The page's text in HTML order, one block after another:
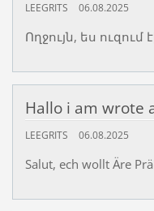
LEEGRITS 06.08.2025
Ողջույն, ես
Hallo i am wrote
LEEGRITS 06.08.2025
Salut, ech wollt Äre